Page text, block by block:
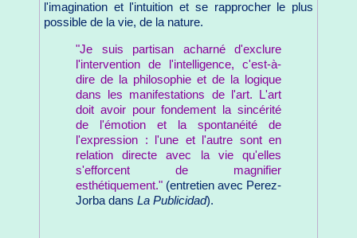
l'imagination et l'intuition et se rapprocher le plus
possible de la vie, de la nature.
"Je suis partisan acharné d'exclure
l'intervention de l'intelligence, c'est-à-
dire de la philosophie et de la logique
dans les manifestations de l'art. L'art
doit avoir pour fondement la sincérité
de l'émotion et la spontanéité de
l'expression : l'une et l'autre sont en
relation directe avec la vie qu'elles
s'efforcent de magnifier
esthétiquement." (entretien avec Perez-
Jorba dans La Publicidad).